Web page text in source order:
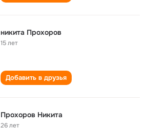
никита Прохоров
15 лет
Добавить в друзья
Прохоров Никита
26 лет